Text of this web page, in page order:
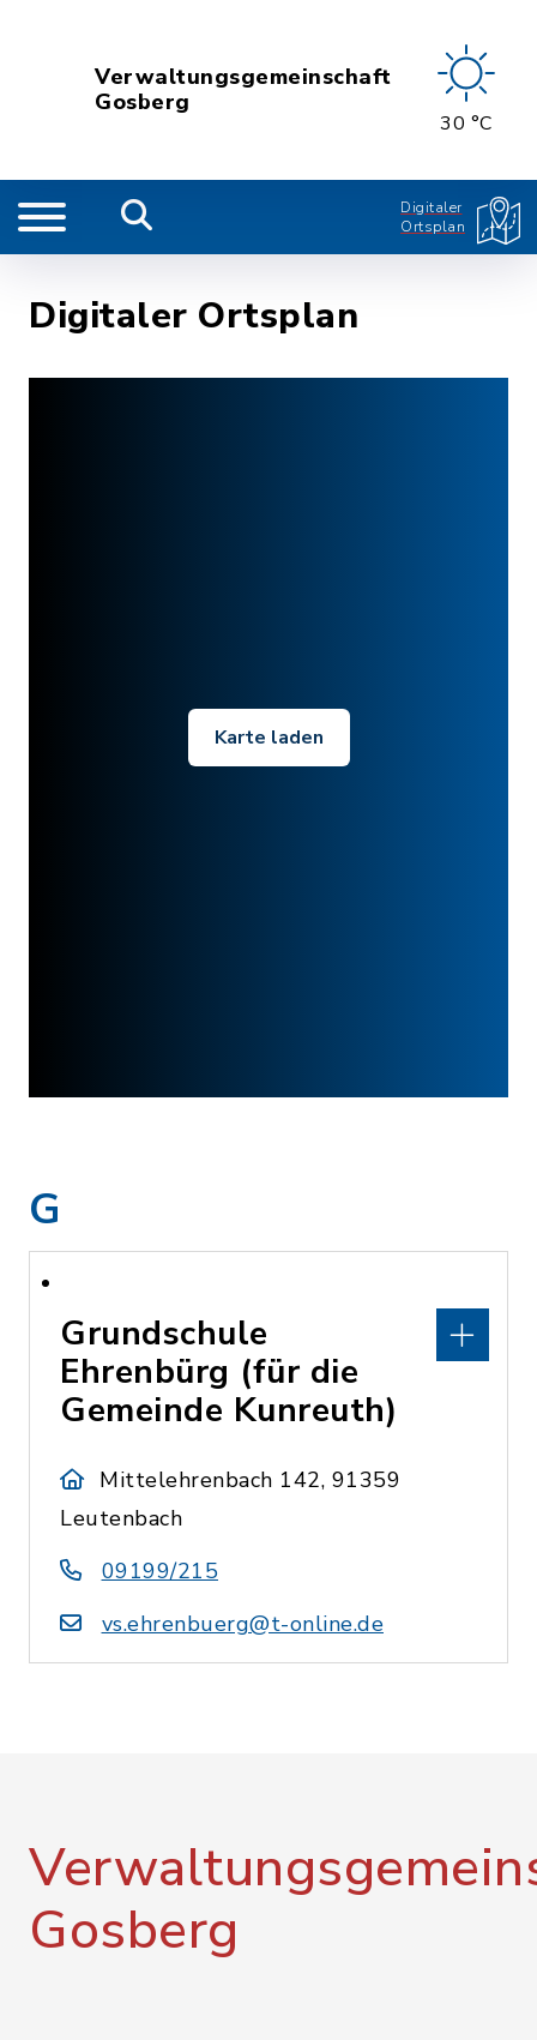
Verwaltungsgemeinschaft
Gosberg
30 °C
Digitaler
Ortsplan
Digitaler Ortsplan
Karte laden
G
Grundschule
Ehrenbürg (für die
Gemeinde Kunreuth)
Mittelehrenbach 142, 91359
Leutenbach
09199/215
vs.ehrenbuerg@t-online.de
Gosberg